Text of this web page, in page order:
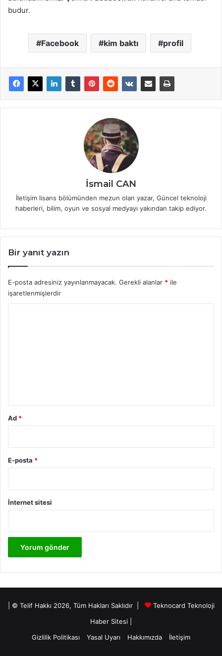
budur.
Facebook kim baktı profil
İsmail CAN
İletişim lisans bölümünden mezun olan yazar, Güncel teknoloji
haberleri, bilim, oyun ve sosyal medyayı yakından takip ediyor.
Bir yanıt yazın
E-posta adresiniz yayınlanmayacak. Gerekli alanlar * ile
işaretlenmişlerdir
Ad *
E-posta *
İnternet sitesi
| © Telif Hakkı 2026, Tüm Hakları Saklıdır |
Teknocard Teknoloji
Haber Sitesi
Gizlilik Politikası
Yasal Uyarı Hakkımızda İletişim